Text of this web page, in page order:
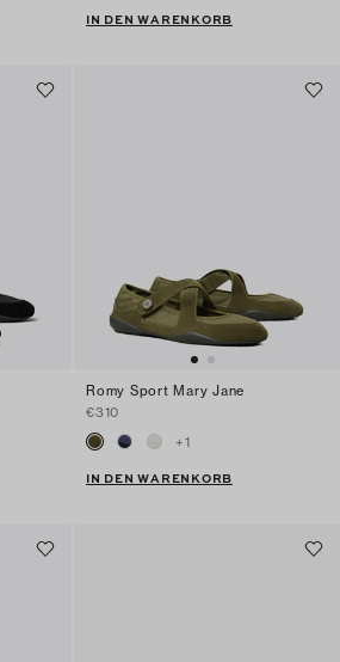
IN DEN WARENKORB
Romy Sport Mary Jane
€310
+1
IN DEN WARENKORB